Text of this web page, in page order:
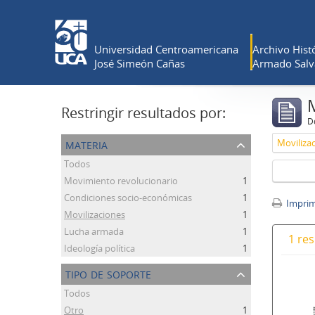
Universidad Centroamericana
José Simeón Cañas
Archivo
Armado
Restringir resultados por:
materia
Todos
Movimiento revolucionario
1
Condiciones socio-económicas
1
Movilizaciones
1
Lucha armada
1
Ideología política
1
tipo de soporte
Todos
Otro
1
1